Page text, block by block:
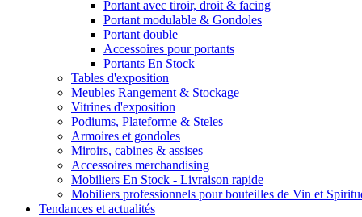
Portant avec tiroir, droit & facing
Portant modulable & Gondoles
Portant double
Accessoires pour portants
Portants En Stock
Tables d'exposition
Meubles Rangement & Stockage
Vitrines d'exposition
Podiums, Plateforme & Steles
Armoires et gondoles
Miroirs, cabines & assises
Accessoires merchandising
Mobiliers En Stock - Livraison rapide
Mobiliers professionnels pour bouteilles de Vin et
Tendances et actualités